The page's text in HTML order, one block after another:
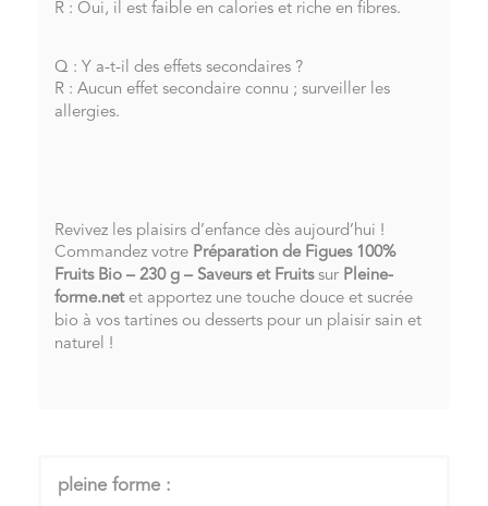
R : Oui, il est faible en calories et riche en fibres.
Q : Y a-t-il des effets secondaires ?
R : Aucun effet secondaire connu ; surveiller les
allergies.
Revivez les plaisirs d’enfance dès aujourd’hui !
Commandez votre Préparation de Figues 100%
Fruits Bio – 230 g – Saveurs et Fruitssur Pleine-
forme.netet apportez une touche douce et sucrée
bio à vos tartines ou desserts pour un plaisir sain et
naturel !
pleine forme :